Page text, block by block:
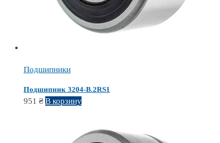
Подшипники
Подшипник 3204-B.2RS1
951 ₴ В корзину